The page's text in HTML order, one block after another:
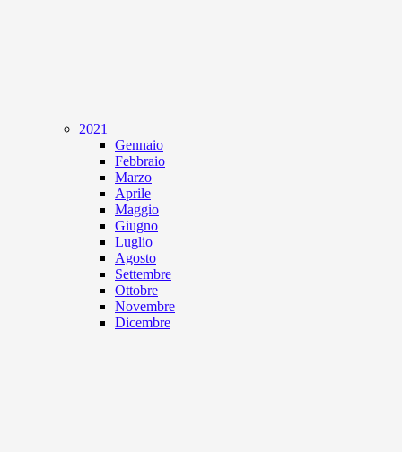
2021
Gennaio
Febbraio
Marzo
Aprile
Maggio
Giugno
Luglio
Agosto
Settembre
Ottobre
Novembre
Dicembre